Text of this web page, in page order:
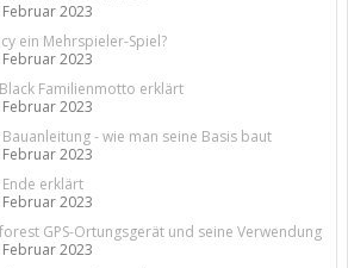
2023
ein Mehrspieler-Spiel?
2023
Familienmotto erklärt
2023
- wie man seine Basis baut
2023
erklärt
2023
GPS-Ortungsgerät und seine Verwendung
2023